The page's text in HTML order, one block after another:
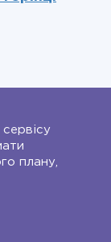
плану,